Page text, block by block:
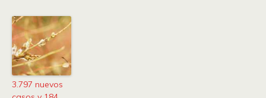
3.797 nuevos